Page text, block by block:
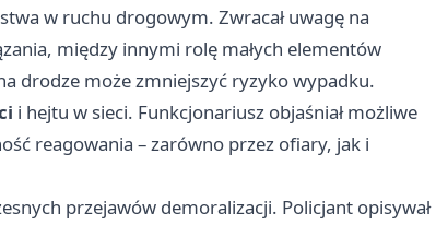
w ruchu drogowym. Zwracał uwagę na
między innymi rolę małych elementów
drodze może zmniejszyć ryzyko wypadku.
i hejtu w sieci. Funkcjonariusz objaśniał możliwe
reagowania – zarówno przez ofiary, jak i
przejawów demoralizacji. Policjant opisywał